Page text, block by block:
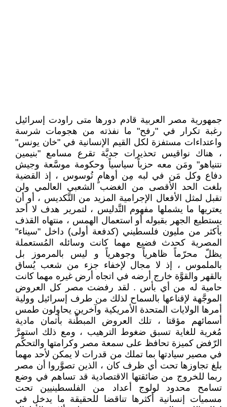
جمهورية مصر العربية قادم دورها متى راودت إسرائيل
رغبة تكرار في "رفح" ما نفذته من هجومات شرسة
واعتداءات مستفزة لكل القيم الإنسانية في "خان يونس"
، هناك نواقيس تحذيرات جديَّة تقرع مسامع "بنيمين
نتنياهو" ومَن معه حزباً سياسياً وحكومة موسَّعة وجيش
دفاع وكل مَن في لبه مِن أوهامٍ تُوسوس ، إذ القضية
بلغت الحد الأقصى من الغضب الشعبي العالمي ولن
تقبل لمثل الأفعال الإجرامية المزيد من التَّكديس ، أو أن
يعتريها ما يشملها مفهوم التَّدليس ، لتمرير هدف لا أحد
يستطيع الجهر بقبوله أو استعمال الهمس ، منتهاه القذف
بأكثر من مليون فلسطيني (كدفعة أولى) داخل "سيناء"
المصرية كحدث فضيع مهما كانت وسائله المُستعملة
يظلّ محرّماً ظاهرياً وجوهرياً و ليس بالمرموز بل
بالملموس ، إذ لا مجال لإخفاء جزء من شعب يُساق
بالقهر والقوَّة خارج أرضه في اتجاه أرض غيره مهما كانت
حامية له من أي بأس . لقد رفضت مصر كل العروض
الموجَّهة لإقناعها بالسماح لذلك من طرف إسرائيل وولية
أمرها الولايات المتحدة الأمريكية وآخرين يحاولون طمس
أسمائهم مؤقتا ، تلك العروض المبطَّنة بأثمان مادية
مُغرية للغاية تسبق ضغوط الترهيب ، ومع ذلك استمرَّ
الرّفض كميزة تحافظ على سمعة مصر وكرامتها والتحكُّم
في مصير سيادتها بما تملك من قدرات لا يمكن لأحد مهما
بلغ تجاوزها تحت أي ظرف كان ، الذين تصوَّروا أن مصر
ربما للخروج من ضائقتها الاقتصادية قد تساهم في وضع
تسامح محدود لولوج أعداد من الفلسطينيين تحت
مسميات إنسانية أكثرها تناقضا للحقيقة ما يدخل في